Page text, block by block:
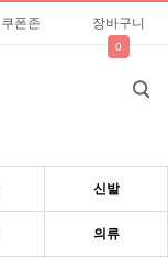
쿠폰존 장바구니
0
신발
의류